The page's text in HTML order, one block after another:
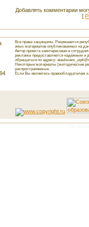
Добавлять комментарии
[
Все права защищены. Разрешается
иных материалов опубликованных на
Автор проекта заинтересован в
рекламы предоставляется надёжным и
обращаться по адресу:
Некоторые материалы (методические
распространяемые.
Если Вы являетесь правообладателем